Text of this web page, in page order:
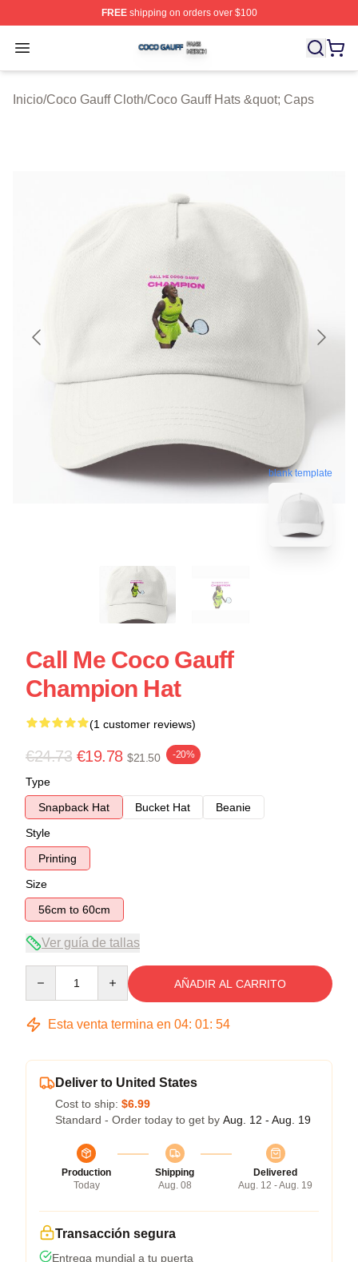
FREEshipping on orders over $100
Open menu
Coco Gauff Shop ⚡️ Officially Licensed Coco Gauff
Inicio/Coco Gauff Cloth/Coco Gauff Hats &quot; Caps
blank template
Call Me Coco Gauff
Champion Hat
(1 customer reviews)
€24.73 €19.78 $21.50 -20%
Type
Snapback Hat
Bucket Hat
Beanie
Style
Printing
Size
56cm to 60cm
Ver guía de tallas
AÑADIR AL CARRITO
Esta venta termina en 04: 01: 54
Deliver to United States
Cost to ship: $6.99
Standard - Order today to get by Aug. 12 - Aug. 19
Production
Today
Shipping
Aug. 08
Delivered
Aug. 12 - Aug. 19
Transacción segura
Entrega mundial a tu puerta